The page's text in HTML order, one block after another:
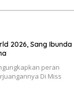
2026, Sang Ibunda
peran
Di Miss